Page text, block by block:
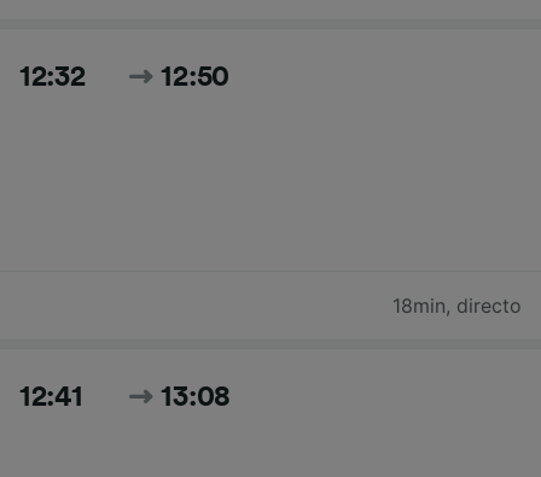
12:32 12:50
18min, directo
12:41 13:08